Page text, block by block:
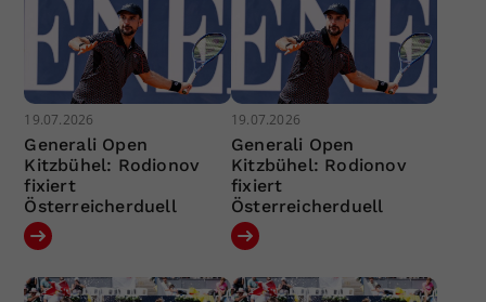
19.07.2026
Generali Open
Kitzbühel: Rodionov
fixiert
Österreicherduell
19.07.2026
Generali Open
Kitzbühel: Rodionov
fixiert
Österreicherduell